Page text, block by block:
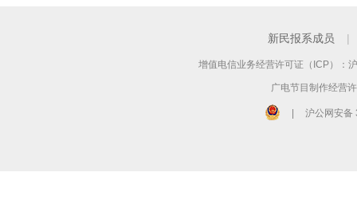
新民报系成员 |
增值电信业务经营许可证（ICP）：
广电节目制作经营
沪公网安备